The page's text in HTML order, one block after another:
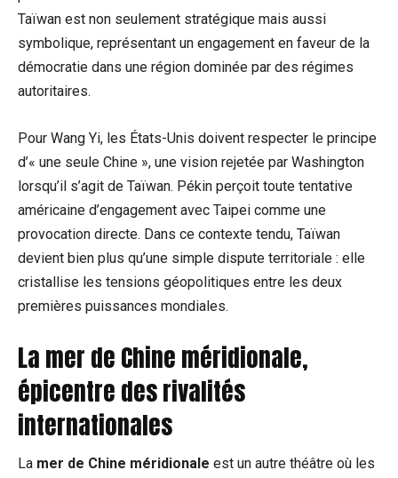
Taïwan est non seulement stratégique mais aussi
symbolique, représentant un engagement en faveur de la
démocratie dans une région dominée par des régimes
autoritaires.
Pour Wang Yi, les États-Unis doivent respecter le principe
d’« une seule Chine », une vision rejetée par Washington
lorsqu’il s’agit de Taïwan. Pékin perçoit toute tentative
américaine d’engagement avec Taipei comme une
provocation directe. Dans ce contexte tendu, Taïwan
devient bien plus qu’une simple dispute territoriale : elle
cristallise les tensions géopolitiques entre les deux
premières puissances mondiales.
La mer de Chine méridionale,
épicentre des rivalités
internationales
La mer de Chine méridionale est un autre théâtre où les